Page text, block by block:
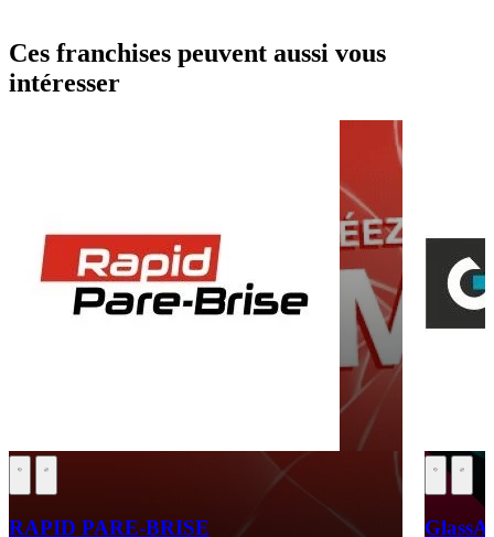
Ces franchises peuvent aussi vous
intéresser
RAPID PARE-BRISE